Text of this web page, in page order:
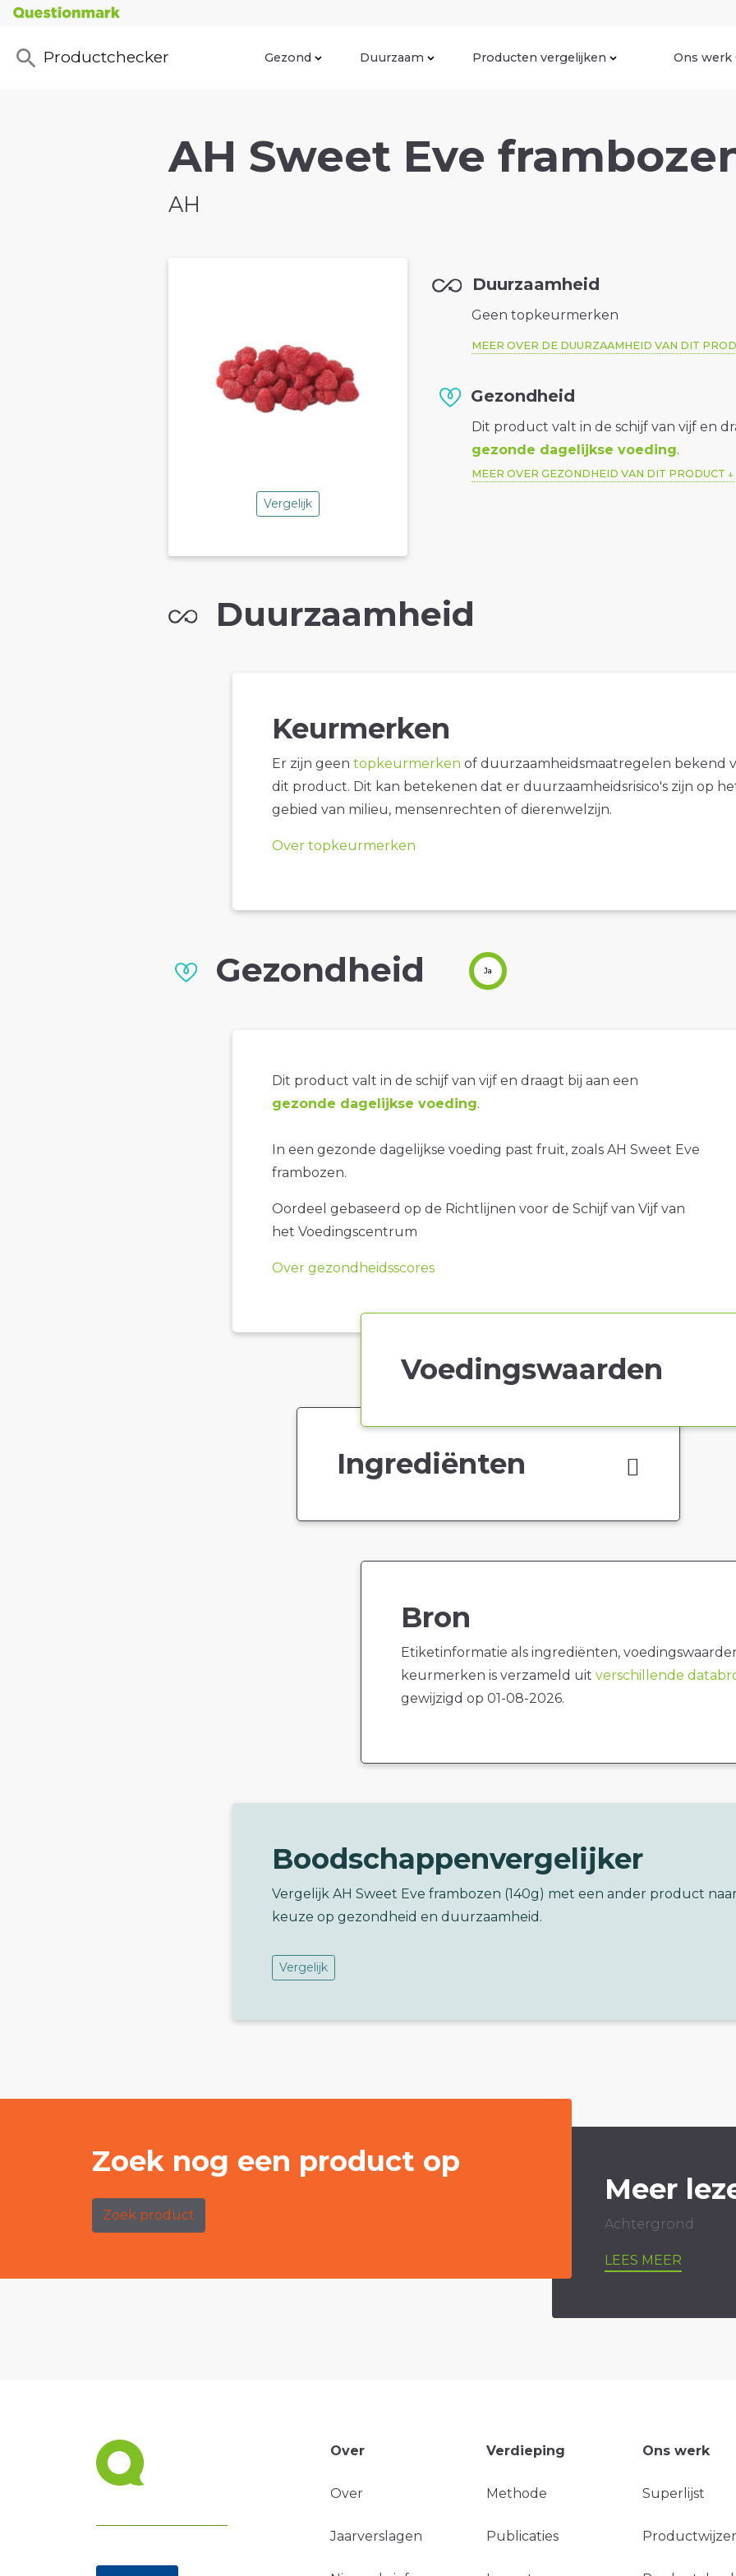
Productchecker Gezond Duurzaam Producten vergelijken Ons werk
AH Sweet Eve
AH
Vergelijk
Duurzaamheid
Geen topkeurmerken
MEER OVER DE DUURZAAMHEID VAN DIT
Gezondheid
Dit product valt in de schijf van vijf en
gezonde dagelijkse voeding.
MEER OVER GEZONDHEID VAN DIT PRODUCT
Duurzaamheid
Keurmerken
Er zijn geen topkeurmerken of duurzaamheidsmaatregelen bekend
dit product. Dit kan betekenen dat er duurzaamheidsrisico's zijn op
gebied van milieu, mensenrechten of dierenwelzijn.
Over topkeurmerken
Gezondheid Ja
Dit product valt in de schijf van vijf en draagt bij aan een
gezonde dagelijkse voeding.
In een gezonde dagelijkse voeding past fruit, zoals AH Sweet Eve
frambozen.
Oordeel gebaseerd op de Richtlijnen voor de Schijf van Vijf van
het Voedingscentrum
Over gezondheidsscores
Voedingswaarden
Ingrediënten
Bron
Etiketinformatie als ingrediënten,
keurmerken is verzameld uit verschillende
gewijzigd op 01-08-2026.
Boodschappenvergelijker
Vergelijk AH Sweet Eve frambozen (140g) met een ander product
keuze op gezondheid en duurzaamheid.
Vergelijk
Zoek nog een product op
Zoek product
Meer
Achtergrond
LEES MEER
Over
Over
Jaarverslagen
Verdieping
Methode
Publicaties
Ons werk
Superlijst